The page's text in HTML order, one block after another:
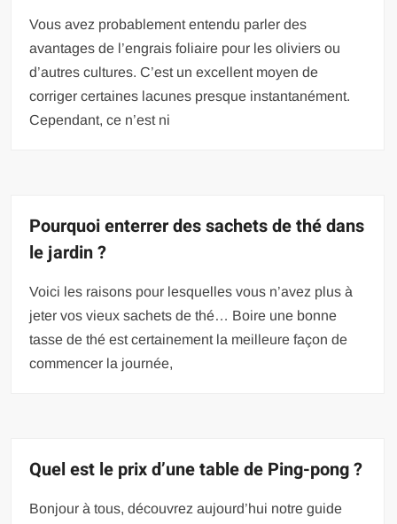
Vous avez probablement entendu parler des
avantages de l’engrais foliaire pour les oliviers ou
d’autres cultures. C’est un excellent moyen de
corriger certaines lacunes presque instantanément.
Cependant, ce n’est ni
Pourquoi enterrer des sachets de thé dans
le jardin ?
Voici les raisons pour lesquelles vous n’avez plus à
jeter vos vieux sachets de thé… Boire une bonne
tasse de thé est certainement la meilleure façon de
commencer la journée,
Quel est le prix d’une table de Ping-pong ?
Bonjour à tous, découvrez aujourd’hui notre guide